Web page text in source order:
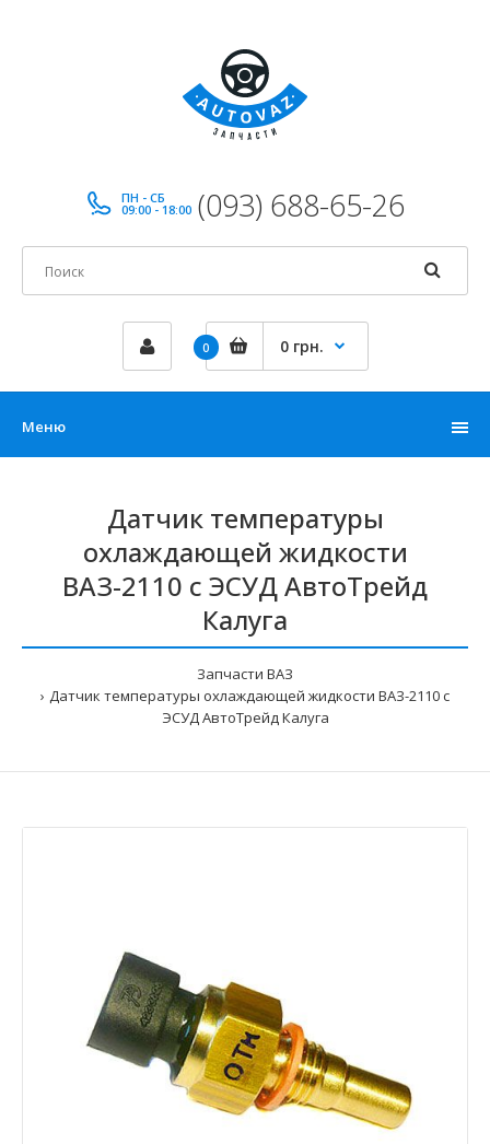
ПН - СБ
09:00 - 18:00 (093) 688-65-26
0 0 грн.
Меню
Датчик температуры
охлаждающей жидкости
ВАЗ-2110 с ЭСУД АвтоТрейд
Калуга
Запчасти ВАЗ
Датчик температуры охлаждающей жидкости ВАЗ-2110 с
ЭСУД АвтоТрейд Калуга